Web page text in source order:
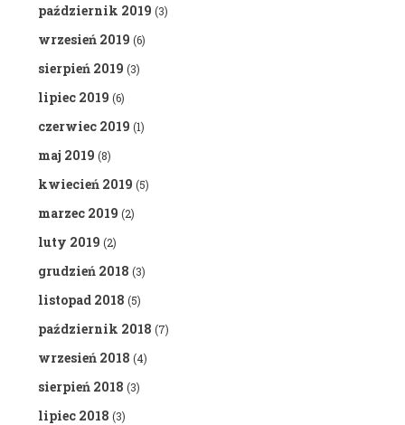
październik 2019 (3)
wrzesień 2019 (6)
sierpień 2019 (3)
lipiec 2019 (6)
czerwiec 2019 (1)
maj 2019 (8)
kwiecień 2019 (5)
marzec 2019 (2)
luty 2019 (2)
grudzień 2018 (3)
listopad 2018 (5)
październik 2018 (7)
wrzesień 2018 (4)
sierpień 2018 (3)
lipiec 2018 (3)